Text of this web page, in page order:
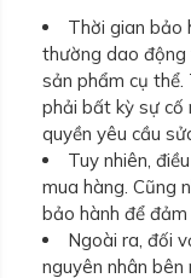
Thời gian bảo
thường dao
sản phẩm cụ
phải bất kỳ sự cố
quyền yêu cầu
Tuy nhiên,
mua hàng. Cũng
bảo hành để
Ngoài ra, đối
nguyên nhân